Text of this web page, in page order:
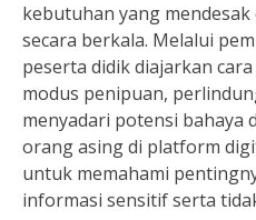
kebutuhan yang
secara berkala. Melalui
peserta didik diajarkan
modus penipuan,
menyadari potensi bahaya
orang asing di platform
untuk memahami
informasi sensitif serta